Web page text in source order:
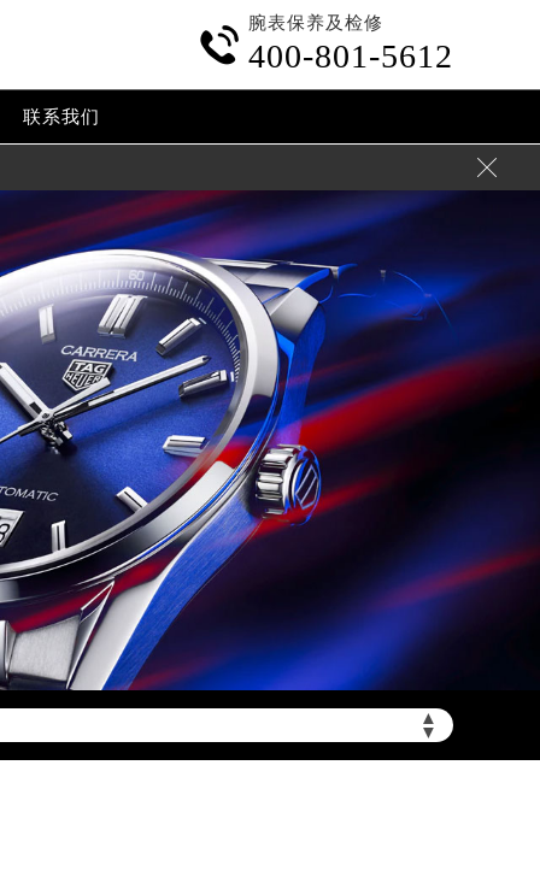

腕表保养及检修
400-801-5612
联系我们

▲
▼
陆需加拨“+86”）